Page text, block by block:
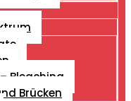
Bleaching
Brücken